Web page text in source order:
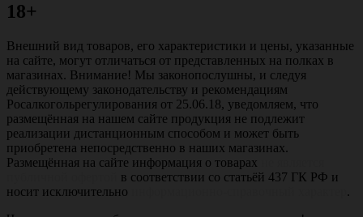
18+
Внешний вид товаров, его характеристики и цены, указанные
на сайте, могут отличаться от представленных на полках в
магазинах. Внимание! Мы законопослушны, и следуя
действующему законодательству и рекомендациям
Росалкогольрегулирования от 25.06.18, уведомляем, что
размещённая на нашем сайте продукция не подлежит
реализации дистанционным способом и может быть
приобретена непосредственно в наших магазинах.
Размещённая на сайте информация о товарах
в соответствии со статьёй 437 ГК РФ и
носит исключительно
.